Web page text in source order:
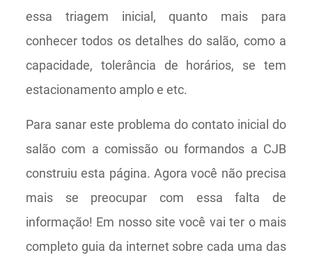
essa triagem inicial, quanto mais para
conhecer todos os detalhes do salão, como a
capacidade, tolerância de horários, se tem
estacionamento amplo e etc.
Para sanar este problema do contato inicial do
salão com a comissão ou formandos a CJB
construiu esta página. Agora você não precisa
mais se preocupar com essa falta de
informação! Em nosso site você vai ter o mais
completo guia da internet sobre cada uma das